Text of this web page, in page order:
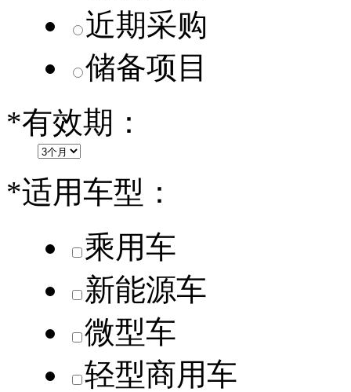
近期采购
储备项目
*有效期：
*适用车型：
乘用车
新能源车
微型车
轻型商用车